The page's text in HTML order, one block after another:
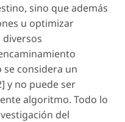
sino que además
u optimizar
se considera un
y no puede ser
algoritmo. Todo lo
del